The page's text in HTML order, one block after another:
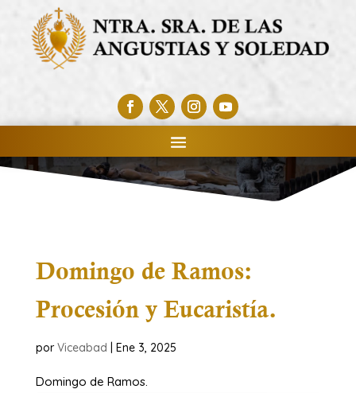
Domingo de Ramos:
Procesión y Eucaristía.
porViceabad Ene 3, 2025
Domingo de Ramos.